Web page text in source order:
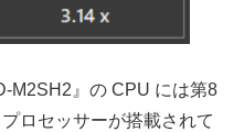
M2SH2』の CPU には第8
ロセッサーが搭載されて